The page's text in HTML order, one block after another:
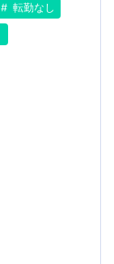
転勤なし